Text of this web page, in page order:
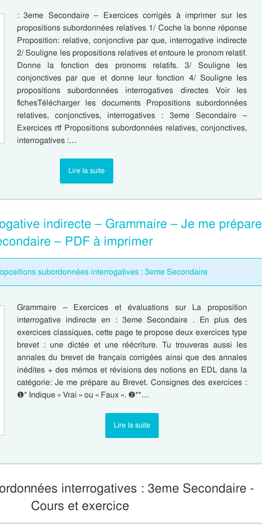
: 3eme Secondaire – Exercices corrigés à imprimer sur les
propositions subordonnées relatives 1/ Coche la bonne réponse
Proposition: relative, conjonctive par que, interrogative indirecte
2/ Souligne les propositions relatives et entoure le pronom relatif.
Donne la fonction des pronoms relatifs. 3/ Souligne les
conjonctives par que et donne leur fonction 4/ Souligne les
propositions subordonnées interrogatives directes Voir les
fichesTélécharger les documents Propositions subordonnées
relatives, conjonctives, interrogatives : 3eme Secondaire –
Exercices rtf Propositions subordonnées relatives, conjonctives,
interrogatives :…
Lire la suite
indirecte – Grammaire – Je me prépare
– PDF à imprimer
subordonnées interrogatives : 3eme Secondaire
Grammaire – Exercices et évaluations sur La proposition
interrogative indirecte en : 3eme Secondaire . En plus des
exercices classiques, cette page te propose deux exercices type
brevet : une dictée et une réécriture. Tu trouveras aussi les
annales du brevet de français corrigées ainsi que des annales
inédites + des mémos et révisions des notions en EDL dans la
catégorie: Je me prépare au Brevet. Consignes des exercices :
❶* Indique « Vrai » ou « Faux ». ❷**…
Lire la suite
interrogatives : 3eme Secondaire -
Cours et exercice